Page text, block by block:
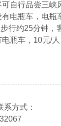
自行品尝三峡
电瓶车，电
行约25分钟，
瓶车，10元/
方式：